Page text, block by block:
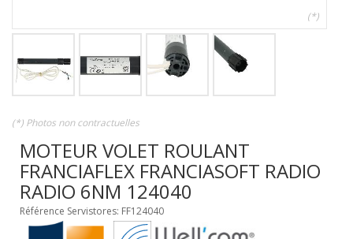
(*)
(*) Photos non contractuelles
MOTEUR VOLET ROULANT
FRANCIAFLEX FRANCIASOFT RADIO
RADIO 6NM 124040
Référence Servistores: FF124040